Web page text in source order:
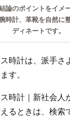
論のポイントをイメ
時計、革靴を自然に
ディネートです。
時計は、派手さ
す。
時計｜新社会人
るときは、検索